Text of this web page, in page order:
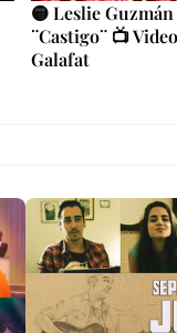
🟡 Leslie
¨Castigo¨ 📺
Galafat